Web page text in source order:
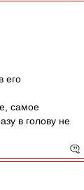
его
самое
в голову не